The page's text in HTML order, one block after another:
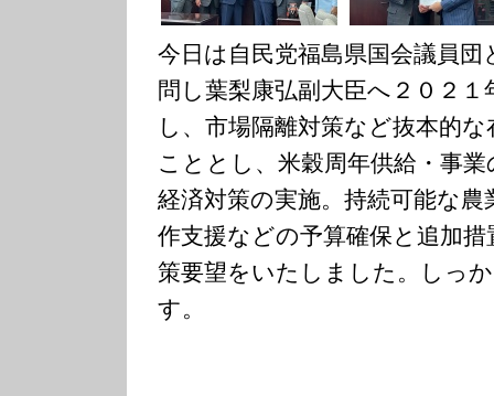
今日は自民党福島県国会議員
問し葉梨康弘副大臣へ２０２
し、市場隔離対策など抜本的
こととし、米穀周年供給・事
経済対策の実施。持続可能な
作支援などの予算確保と追加
策要望をいたしました。しっ
す。